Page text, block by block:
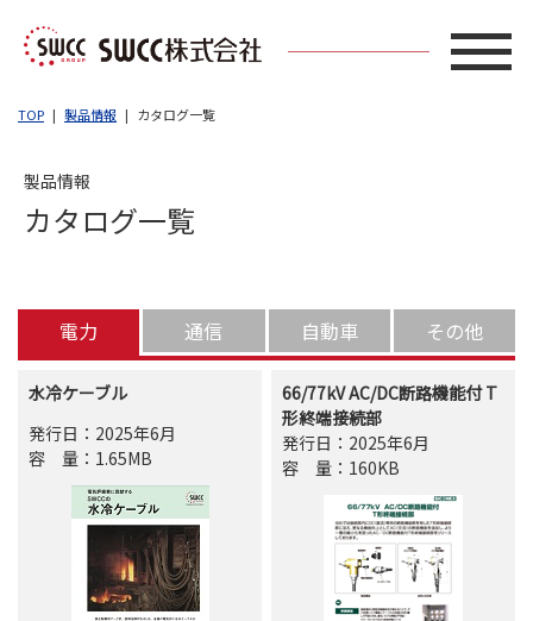
TOP 製品情報 カタログ一覧
製品情報
カタログ一覧
電力 通信 自動車 その他
水冷ケーブル
発行日：2025年6月
容量：1.65MB
66/77kV AC/DC断路機能付 T
形終端接続部
発行日：2025年6月
容量：160KB